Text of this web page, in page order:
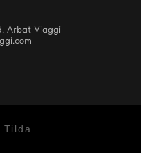
Arbat Viaggi
Tilda